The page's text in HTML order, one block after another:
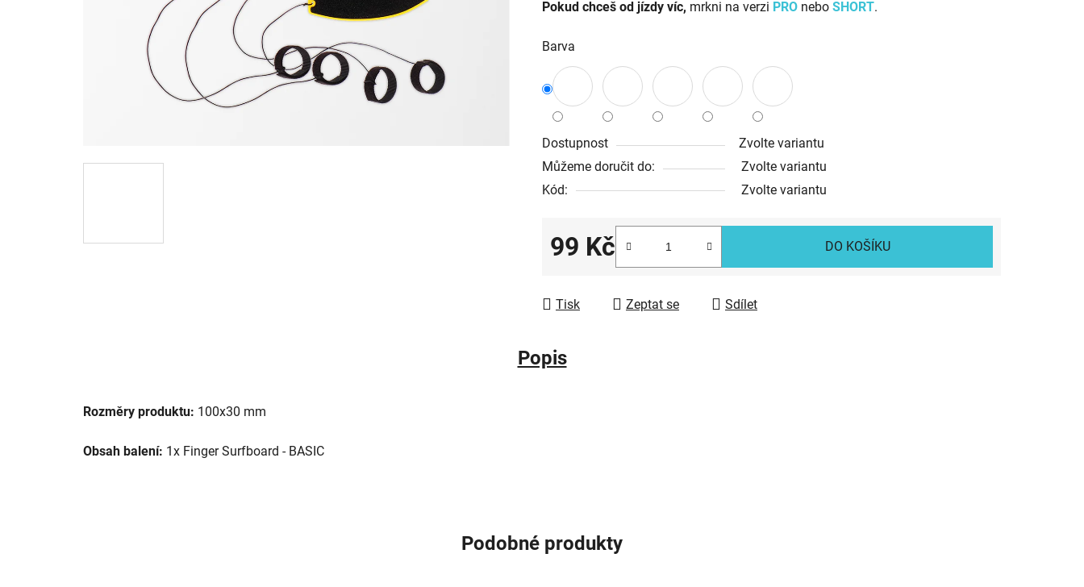
Pokud chceš od jízdy víc, mrkni na verzi PRO nebo SHORT.
Barva
Dostupnost
Zvolte variantu
Můžeme doručit do:
Zvolte variantu
Kód:
Zvolte variantu
99 Kč
Měrná cena:
DO KOŠÍKU
Tisk Zeptat se Sdílet
Popis
Rozměry produktu: 100x30 mm
Obsah balení: 1x Finger Surfboard - BASIC
Podobné produkty